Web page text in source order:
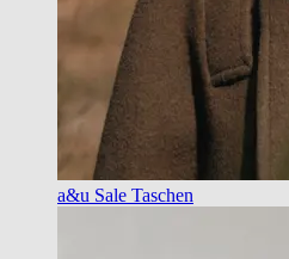
a&u Sale Taschen